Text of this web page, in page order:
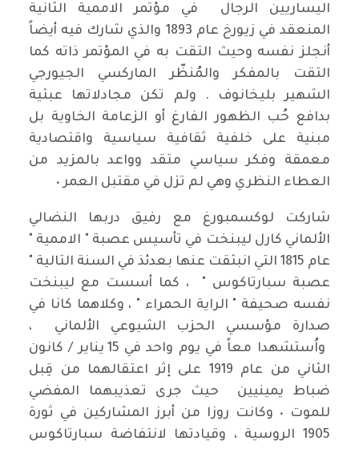
اليساريين الرجال في مؤتمر الاممية الثانية
المنعقد في زيورخ عام 1893 والذي شارك فيه أيضاً
أنجلز نفسه وحيث التقت به في المؤتمر ذاته كما
التقت بالمفكر والمُنظّر الماركسي الجيورجي
الشهير بليخانوف . ولم تكن مجادلاتها عبثية
بدافع حُب الظهور الفارغ أو الزعامة الخاوية بل
مبنية على خلفية ثقافية سياسية واقتصادية
معمقة وفكر سياسي متقد وواعد بالمزيد من
العطاء النظري وهي لم تزل في مقتبل العمر ٠
شاركت لوكسمبورغ مع رفيق دربها النضالي
الألماني كارل ليبنخت في تأسيس عصبة " الاممية "
عام 1815 التي انبثقت عنها بعدئذ في السنة التالية "
عصبة سبارتاكوس " ، كما أسست مع ليبنخت
نفسه صحيفة " الراية الحمراء " ، وكلاهما كانا في
صدارة مؤسسي الحزب الشيوعي الألماني ،
واُستشهدا معاً في يوم واحد في 15 يناير / كانون
الثاني من عام 1919 على إثر اعتقالهما من قِبل
ضباط يمينيين حيث جرى تعذيبهما المفضي
للموت ٠ وكانت روزا من أبرز المشاركين في ثورة
1905 الروسية ، وقيادتها لانتفاضة سبارتاكوس